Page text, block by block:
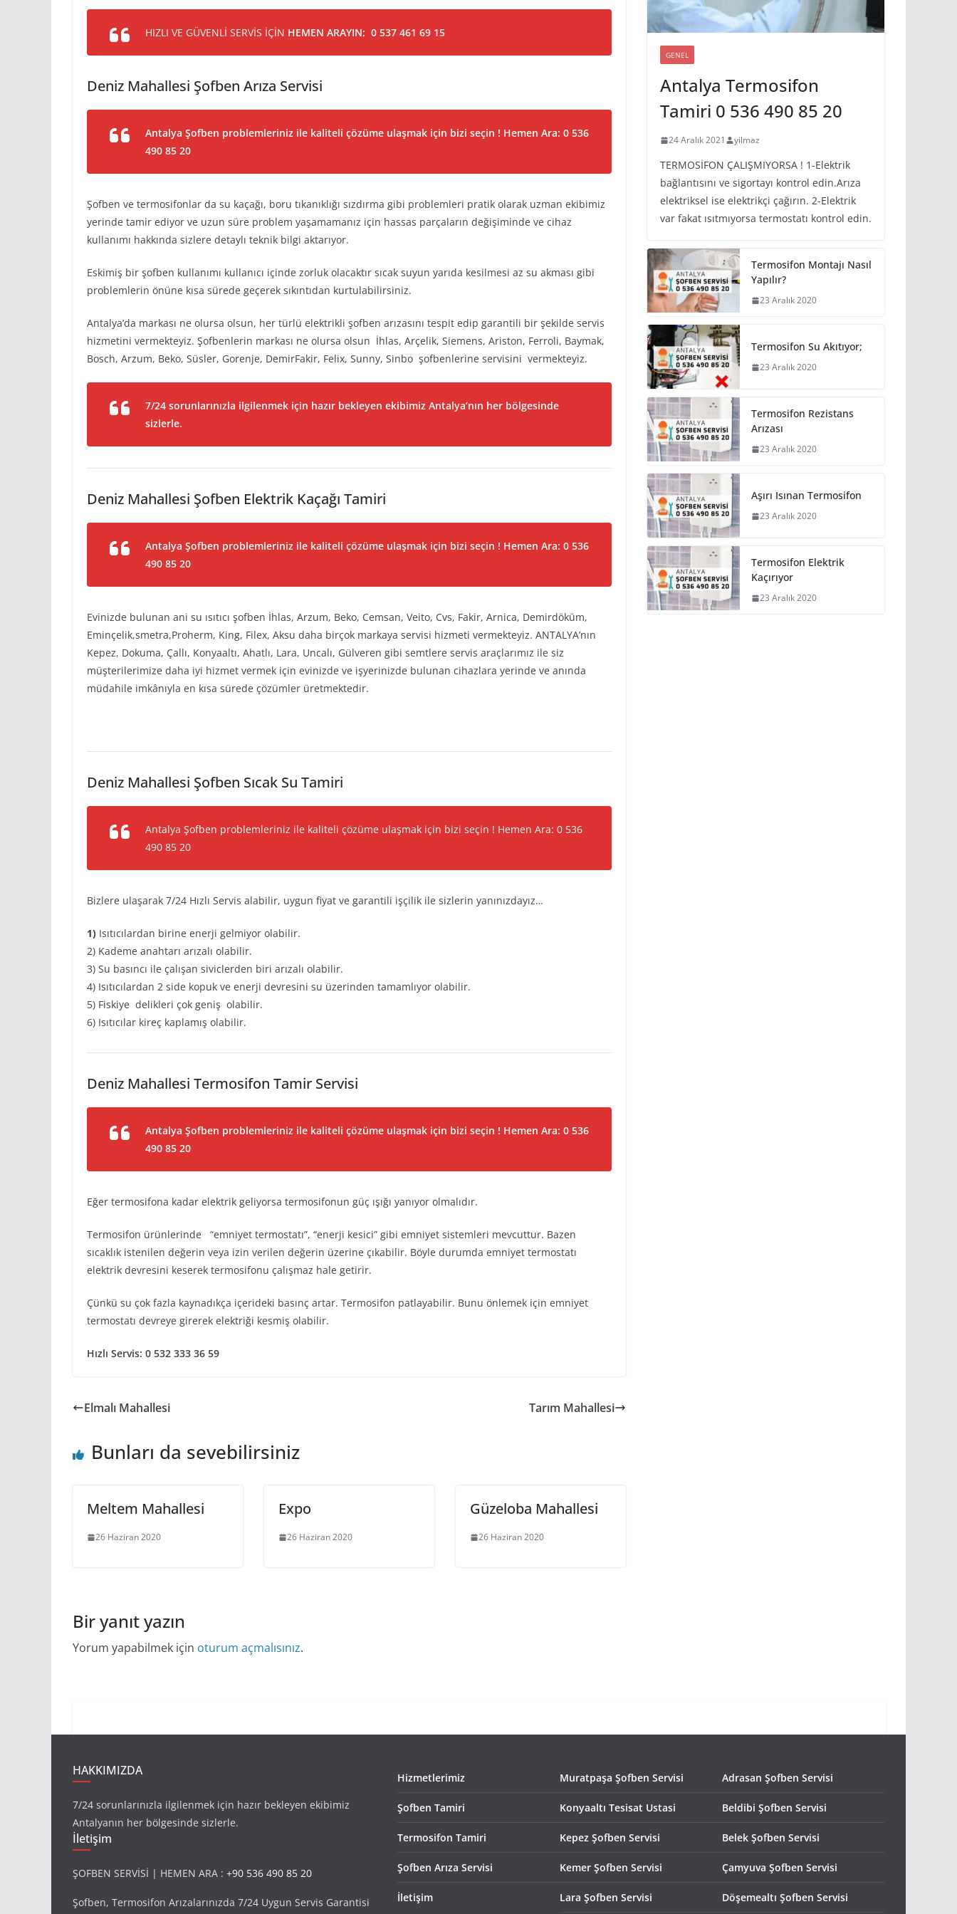
HIZLI VE GÜVENLİ SERVİS İÇİN HEMEN ARAYIN: 0 537 461 69 15
Deniz Mahallesi Şofben Arıza Servisi
Antalya Şofben problemleriniz ile kaliteli çözüme ulaşmak için bizi seçin ! Hemen Ara: 0 536
490 85 20
Şofben ve termosifonlar da su kaçağı, boru tıkanıklığı sızdırma gibi problemleri pratik olarak uzman ekibimiz
yerinde tamir ediyor ve uzun süre problem yaşamamanız için hassas parçaların değişiminde ve cihaz
kullanımı hakkında sizlere detaylı teknik bilgi aktarıyor.
Eskimiş bir şofben kullanımı kullanıcı içinde zorluk olacaktır sıcak suyun yarıda kesilmesi az su akması gibi
problemlerin önüne kısa sürede geçerek sıkıntıdan kurtulabilirsiniz.
Antalya’da markası ne olursa olsun, her türlü elektrikli şofben arızasını tespit edip garantili bir şekilde servis
hizmetini vermekteyiz. Şofbenlerin markası ne olursa olsun İhlas, Arçelik, Siemens, Ariston, Ferroli, Baymak,
Bosch, Arzum, Beko, Süsler, Gorenje, DemirFakir, Felix, Sunny, Sinbo şofbenlerine servisini vermekteyiz.
7/24 sorunlarınızla ilgilenmek için hazır bekleyen ekibimiz Antalya’nın her bölgesinde
sizlerle.
Deniz Mahallesi Şofben Elektrik Kaçağı Tamiri
Antalya Şofben problemleriniz ile kaliteli çözüme ulaşmak için bizi seçin ! Hemen Ara: 0 536
490 85 20
Evinizde bulunan ani su ısıtıcı şofben İhlas, Arzum, Beko, Cemsan, Veito, Cvs, Fakir, Arnica, Demirdöküm,
Eminçelik,smetra,Proherm, King, Filex, Aksu daha birçok markaya servisi hizmeti vermekteyiz. ANTALYA’nın
Kepez, Dokuma, Çallı, Konyaaltı, Ahatlı, Lara, Uncalı, Gülveren gibi semtlere servis araçlarımız ile siz
müşterilerimize daha iyi hizmet vermek için evinizde ve işyerinizde bulunan cihazlara yerinde ve anında
müdahile imkânıyla en kısa sürede çözümler üretmektedir.
Deniz Mahallesi Şofben Sıcak Su Tamiri
Antalya Şofben problemleriniz ile kaliteli çözüme ulaşmak için bizi seçin ! Hemen Ara: 0 536
490 85 20
Bizlere ulaşarak 7/24 Hızlı Servis alabilir, uygun fiyat ve garantili işçilik ile sizlerin yanınızdayız…
1) Isıtıcılardan birine enerji gelmiyor olabilir.
2) Kademe anahtarı arızalı olabilir.
3) Su basıncı ile çalışan siviclerden biri arızalı olabilir.
4) Isıtıcılardan 2 side kopuk ve enerji devresini su üzerinden tamamlıyor olabilir.
5) Fiskiye delikleri çok geniş olabilir.
6) Isıtıcılar kireç kaplamış olabilir.
Deniz Mahallesi Termosifon Tamir Servisi
Antalya Şofben problemleriniz ile kaliteli çözüme ulaşmak için bizi seçin ! Hemen Ara: 0 536
490 85 20
Eğer termosifona kadar elektrik geliyorsa termosifonun güç ışığı yanıyor olmalıdır.
Termosifon ürünlerinde “emniyet termostatı”, “enerji kesici” gibi emniyet sistemleri mevcuttur. Bazen
sıcaklık istenilen değerin veya izin verilen değerin üzerine çıkabilir. Böyle durumda emniyet termostatı
elektrik devresini keserek termosifonu çalışmaz hale getirir.
Çünkü su çok fazla kaynadıkça içerideki basınç artar. Termosifon patlayabilir. Bunu önlemek için emniyet
termostatı devreye girerek elektriği kesmiş olabilir.
Hızlı Servis: 0 532 333 36 59
Elmalı Mahallesi Tarım Mahallesi
Bunları da sevebilirsiniz
Meltem Mahallesi
26 Haziran 2020
Expo
26 Haziran 2020
Güzeloba Mahallesi
26 Haziran 2020
Bir yanıt yazın
Yorum yapabilmek için oturum açmalısınız.
GENEL
Antalya Termosifon
Tamiri 0 536 490 85 20
24 Aralık 2021 yilmaz
TERMOSİFON ÇALIŞMIYORSA ! 1-Elektrik
bağlantısını ve sigortayı kontrol edin.Arıza
elektriksel ise elektrikçi çağırın. 2-Elektrik
var fakat ısıtmıyorsa termostatı kontrol edin.
Termosifon Montajı Nasıl
Yapılır?
23 Aralık 2020
Termosifon Su Akıtıyor;
23 Aralık 2020
Termosifon Rezistans
Arızası
23 Aralık 2020
Aşırı Isınan Termosifon
23 Aralık 2020
Termosifon Elektrik
Kaçırıyor
23 Aralık 2020
HAKKIMIZDA
7/24 sorunlarınızla ilgilenmek için hazır bekleyen ekibimiz
Antalyanın her bölgesinde sizlerle.
İletişim
ŞOFBEN SERVİSİ | HEMEN ARA : +90 536 490 85 20
Şofben, Termosifon Arızalarınızda 7/24 Uygun Servis Garantisi
Hizmetlerimiz
Şofben Tamiri
Termosifon Tamiri
Şofben Arıza Servisi
İletişim
Muratpaşa Şofben Servisi
Konyaaltı Tesisat Ustasi
Kepez Şofben Servisi
Kemer Şofben Servisi
Lara Şofben Servisi
Adrasan Şofben Servisi
Beldibi Şofben Servisi
Belek Şofben Servisi
Çamyuva Şofben Servisi
Döşemealtı Şofben Servisi